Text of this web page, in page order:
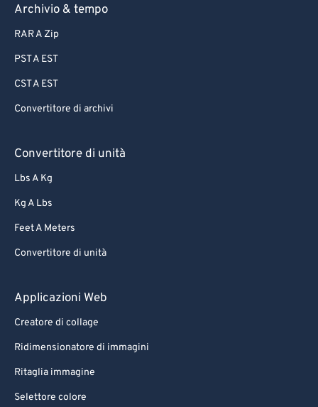
Archivio & tempo
RAR A Zip
PST A EST
CST A EST
Convertitore di archivi
Convertitore di unità
Lbs A Kg
Kg A Lbs
Feet A Meters
Convertitore di unità
Applicazioni Web
Creatore di collage
Ridimensionatore di immagini
Ritaglia immagine
Selettore colore